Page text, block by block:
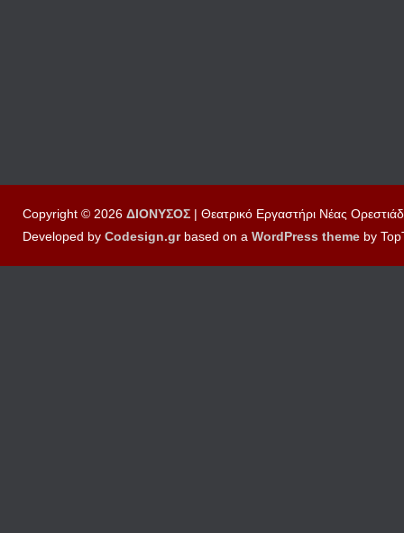
Copyright © 2026 ΔΙΟΝΥΣΟΣ | Θεατρικό Εργαστήρι Νέας
Developed by Codesign.grbased on a WordPress theme by